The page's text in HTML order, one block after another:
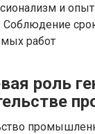
и
Соблюдение
работ
роль